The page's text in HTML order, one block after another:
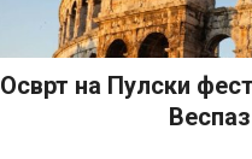
Осврт на Пулски